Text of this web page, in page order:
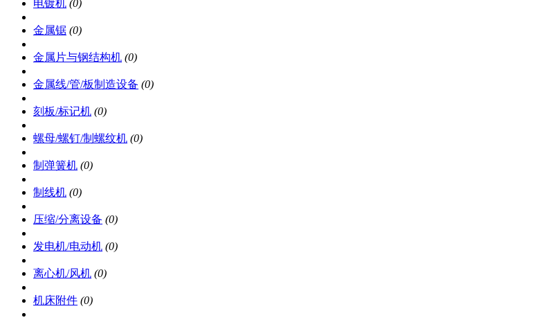
电镀机 (0)
金属锯 (0)
金属片与钢结构机 (0)
金属线/管/板制造设备 (0)
刻板/标记机 (0)
螺母/螺钉/制螺纹机 (0)
制弹簧机 (0)
制线机 (0)
压缩/分离设备 (0)
发电机/电动机 (0)
离心机/风机 (0)
机床附件 (0)